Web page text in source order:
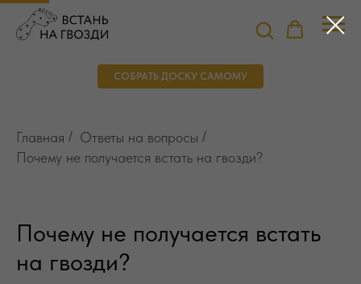
СОБРАТЬ ДОСКУ САМОМУ
Главная / Ответы на вопросы /
Почему не получается встать на гвозди?
Почему не получается встать
на гвозди?